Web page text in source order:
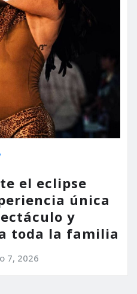
el eclipse
única
y
toda la familia
7, 2026